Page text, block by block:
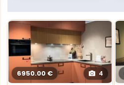
6950.00 € 4